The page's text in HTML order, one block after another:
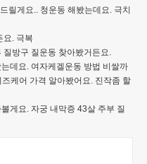
릴게요.. 청운동 해봤는데요. 극치
요. 극복
방구 질운동 찾아봤거든요.
데요. 여자케겔운동 방법 비쌀까
케어 가격 알아봤어요. 진작좀 할
게요. 자궁 내막증 43살 주부 질